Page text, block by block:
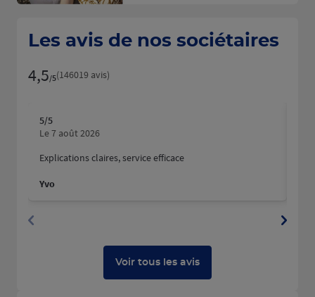
Les avis de nos sociétaires
4,5/5Note de 4.5 sur 5
(146019 avis)
5/5
Le 7 août 2026
Explications claires, service efficace
Yvo
Voir tous les avis